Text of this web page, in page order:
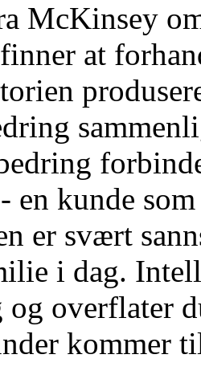
McKinsey
at
en kunde
er svært
i dag.
overflater
kommer